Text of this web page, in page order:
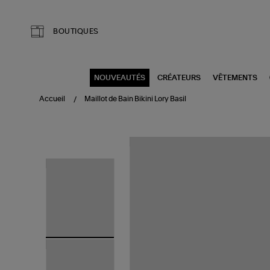
BOUTIQUES
NOUVEAUTÉS CRÉATEURS VÊTEMENTS
Accueil Maillot de Bain Bikini Lory Basil